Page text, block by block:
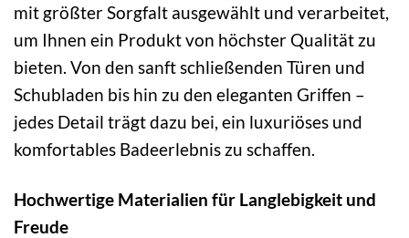
mit größter Sorgfalt ausgewählt und verarbeitet,
um Ihnen ein Produkt von höchster Qualität zu
bieten. Von den sanft schließenden Türen und
Schubladen bis hin zu den eleganten Griffen –
jedes Detail trägt dazu bei, ein luxuriöses und
komfortables Badeerlebnis zu schaffen.
Hochwertige Materialien für Langlebigkeit und
Freude